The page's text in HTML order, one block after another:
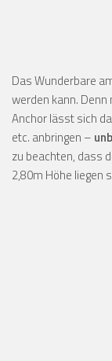
Das Wunderbare
werden kann.
Anchor lässt sich
etc. anbringen –
zu beachten, dass
2,80m Höhe liegen